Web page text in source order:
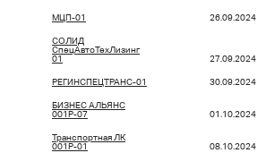
МЦП-01 26.09.2024
СОЛИД
СпецАвтоТехЛизинг
01
27.09.2024
РЕГИНСПЕЦТРАНС-01 30.09.2024
БИЗНЕС АЛЬЯНС
001P-07
01.10.2024
Транспортная ЛК
001P-01
08.10.2024